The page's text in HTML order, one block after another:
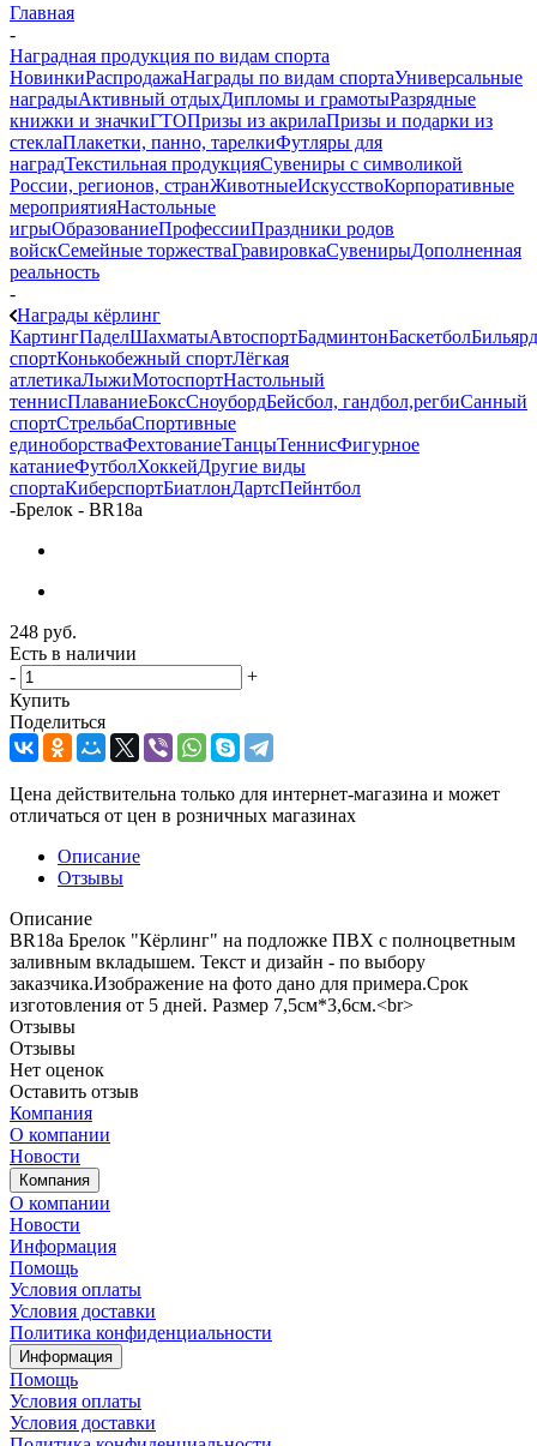
Главная
-
Наградная продукция по видам спорта
НовинкиРаспродажаНаграды по видам спортаУниверсальные
наградыАктивный отдыхДипломы и грамотыРазрядные
книжки и значкиГТОПризы из акрилаПризы и подарки из
стеклаПлакетки, панно, тарелкиФутляры для
наградТекстильная продукцияСувениры с символикой
России, регионов, странЖивотныеИскусствоКорпоративные
мероприятияНастольные
игрыОбразованиеПрофессииПраздники родов
войскСемейные торжестваГравировкаСувенирыДополненная
реальность
-
Награды кёрлинг
КартингПаделШахматыАвтоспортБадминтонБаскетболБильярд
спортКонькобежный спортЛёгкая
атлетикаЛыжиМотоспортНастольный
теннисПлаваниеБоксСноубордБейсбол, гандбол,регбиСанный
спортСтрельбаСпортивные
единоборстваФехтованиеТанцыТеннисФигурное
катаниеФутболХоккейДругие виды
спортаКиберспортБиатлонДартсПейнтбол
-Брелок - BR18a
248 руб.
Есть в наличии
-
+
Купить
Поделиться
Цена действительна только для интернет-магазина и может
отличаться от цен в розничных магазинах
Описание
Отзывы
Описание
BR18a Брелок "Кёрлинг" на подложке ПВХ с полноцветным
заливным вкладышем. Текст и дизайн - по выбору
заказчика.Изображение на фото дано для примера.Срок
изготовления от 5 дней. Размер 7,5см*3,6см.<br>
Отзывы
Отзывы
Нет оценок
Оставить отзыв
Компания
О компании
Новости
Компания
О компании
Новости
Информация
Помощь
Условия оплаты
Условия доставки
Политика конфиденциальности
Информация
Помощь
Условия оплаты
Условия доставки